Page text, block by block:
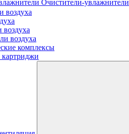
Очистители-увлажнители
воздуха
воздуха
комплексы